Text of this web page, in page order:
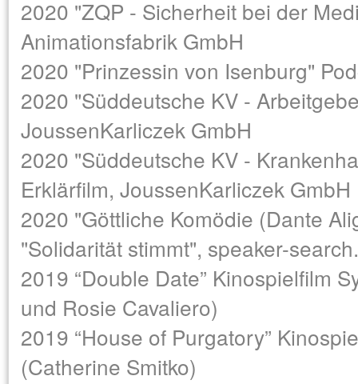
2020 "ZQP - Sicherheit bei der
Animationsfabrik GmbH
2020 "Prinzessin von Isenburg"
2020 "Süddeutsche KV -
JoussenKarliczek GmbH
2020 "Süddeutsche KV -
Erklärfilm, JoussenKarliczek GmbH
2020 "Göttliche Komödie (Dante
"Solidarität stimmt", speaker-
2019 “Double Date” Kinospielfilm
und Rosie Cavaliero)
2019 “House of Purgatory”
(Catherine Smitko)